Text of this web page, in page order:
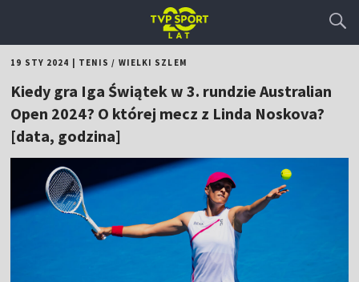
19 STY 2024 TENIS / WIELKI SZLEM
Kiedy gra Iga Świątek w 3. rundzie Australian
Open 2024? O której mecz z Linda Noskova?
[data, godzina]